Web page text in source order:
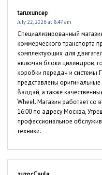
taruxuncep
July 22, 2026 at 8:47 am
Специализированный
коммерческого транспорта
комплектующих для
включая блоки цилиндров,
коробки передач и системы
представлены оригинальные
Валдай, а также
Wheel. Магазин работает со
16:00 по адресу Москва,
профессиональное
техники.